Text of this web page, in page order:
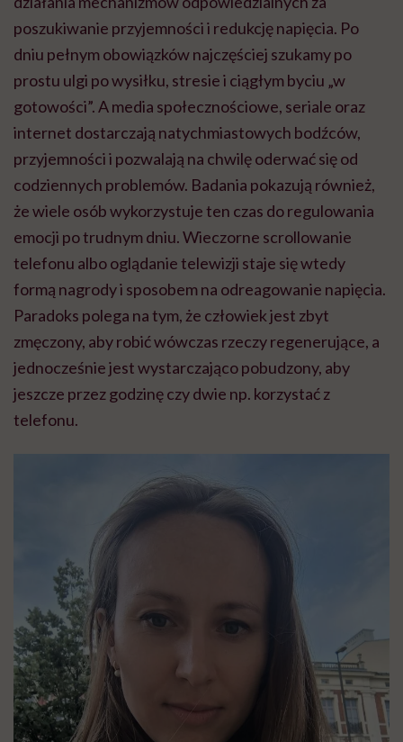
poszukiwanie przyjemności i redukcję napięcia. Po
dniu pełnym obowiązków najczęściej szukamy po
prostu ulgi po wysiłku, stresie i ciągłym byciu „w
gotowości”. A media społecznościowe, seriale oraz
internet dostarczają natychmiastowych bodźców,
przyjemności i pozwalają na chwilę oderwać się od
codziennych problemów. Badania pokazują również,
że wiele osób wykorzystuje ten czas do regulowania
emocji po trudnym dniu. Wieczorne scrollowanie
telefonu albo oglądanie telewizji staje się wtedy
formą nagrody i sposobem na odreagowanie napięcia.
Paradoks polega na tym, że człowiek jest zbyt
zmęczony, aby robić wówczas rzeczy regenerujące, a
jednocześnie jest wystarczająco pobudzony, aby
jeszcze przez godzinę czy dwie np. korzystać z
telefonu.